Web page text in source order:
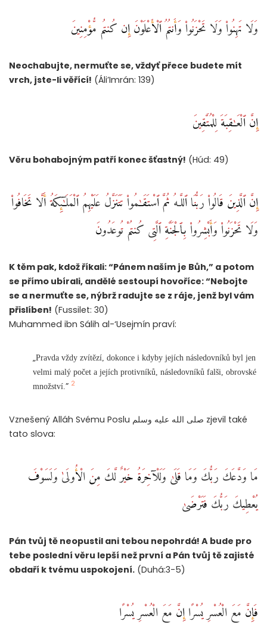
وَلَا تَهِنُوا۟ وَلَا تَحْزَنُوا۟ وَأَنتُمُ ٱلْأَعْلَوْنَ إِن كُنتُم مُّؤْمِنِينَ
Neochabujte, nermuťte se, vždyť přece budete mít
vrch, jste-li věřící! (Áli’Imrán: 139)
إِنَّ ٱلْعَـٰقِبَةَ لِلْمُتَّقِينَ
Věru bohabojným patří konec šťastný! (Húd: 49)
إِنَّ ٱلَّذِينَ قَالُوا۟ رَبُّنَا ٱللَّـهُ ثُمَّ ٱسْتَقَـٰمُوا۟ تَتَنَزَّلُ عَلَيْهِمُ ٱلْمَلَـٰٓئِكَةُ أَلَّا تَخَافُوا۟
وَلَا تَحْزَنُوا۟ وَأَبْشِرُوا۟ بِٱلْجَنَّةِ ٱلَّتِى كُنتُمْ تُوعَدُونَ
K těm pak, kdož říkali: “Pánem naším je Bůh,” a potom
se přímo ubírali, andělé sestoupí hovoříce: “Nebojte
se a nermuťte se, nýbrž radujte se z ráje, jenž byl vám
přislíben! (Fussilet: 30)
Muhammed ibn Sálih al-‘Usejmín praví:
„Pravda vždy zvítězí, dokonce i kdyby jejích následovníků byl jen
velmi malý počet a jejích protivníků, následovníků falši, obrovské
množství. ” 2
Vznešený Alláh Svému Poslu صلى الله عليه وسلم zjevil také
tato slova:
مَا وَدَّعَكَ رَبُّكَ وَمَا قَلَىٰ وَلَلْآخِرَةُ خَيْرٌ لَّكَ مِنَ الْأُولَىٰ وَلَسَوْفَ
يُعْطِيكَ رَبُّكَ فَتَرْضَىٰ
Pán tvůj tě neopustil ani tebou nepohrdá! A bude pro
tebe poslední věru lepší než první a Pán tvůj tě zajisté
obdaří k tvému uspokojení. (Duhá:3-5)
فَإِنَّ مَعَ الْعُسْرِ يُسْرًا إِنَّ مَعَ الْعُسْرِ يُسْرًا